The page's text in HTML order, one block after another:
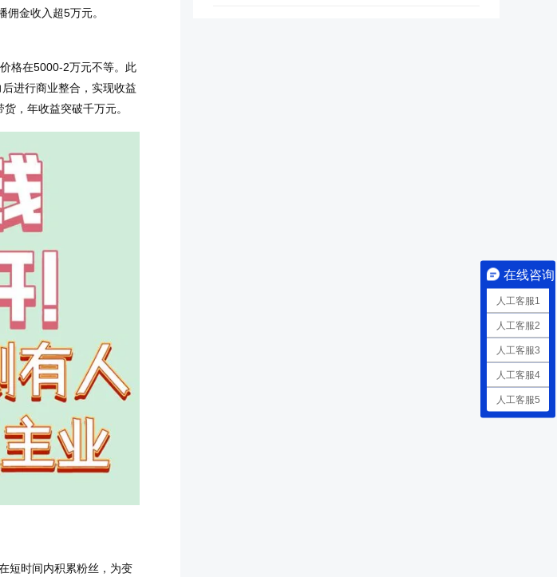
金收入超5万元。
格在5000-2万元不等。此
进行商业整合，实现收益
，年收益突破千万元。
短时间内积累粉丝，为变
在线咨询
人工客服1
人工客服2
人工客服3
人工客服4
人工客服5